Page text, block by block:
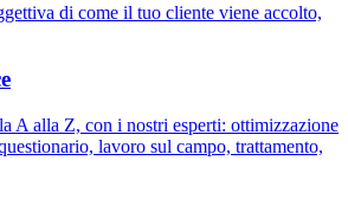
di come il tuo cliente viene accolto,
A alla Z, con i nostri esperti: ottimizzazione
lavoro sul campo, trattamento,